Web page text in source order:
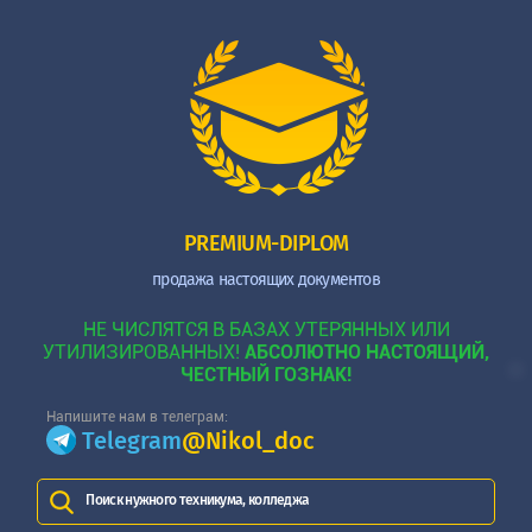
PREMIUM-DIPLOM
продажа настоящих документов
НЕ ЧИСЛЯТСЯ В БАЗАХ УТЕРЯННЫХ ИЛИ
УТИЛИЗИРОВАННЫХ! АБСОЛЮТНО НАСТОЯЩИЙ,
ЧЕСТНЫЙ ГОЗНАК!
Напишите нам в телеграм:
Telegram@Nikol_doc
Поиск нужного техникума, колледжа